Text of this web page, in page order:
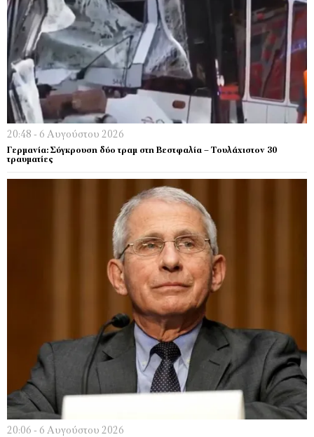
20:48 - 6 Αυγούστου 2026
Γερμανία: Σύγκρουση δύο τραμ στη Βεστφαλία – Τουλάχιστον 30
τραυματίες
20:06 - 6 Αυγούστου 2026